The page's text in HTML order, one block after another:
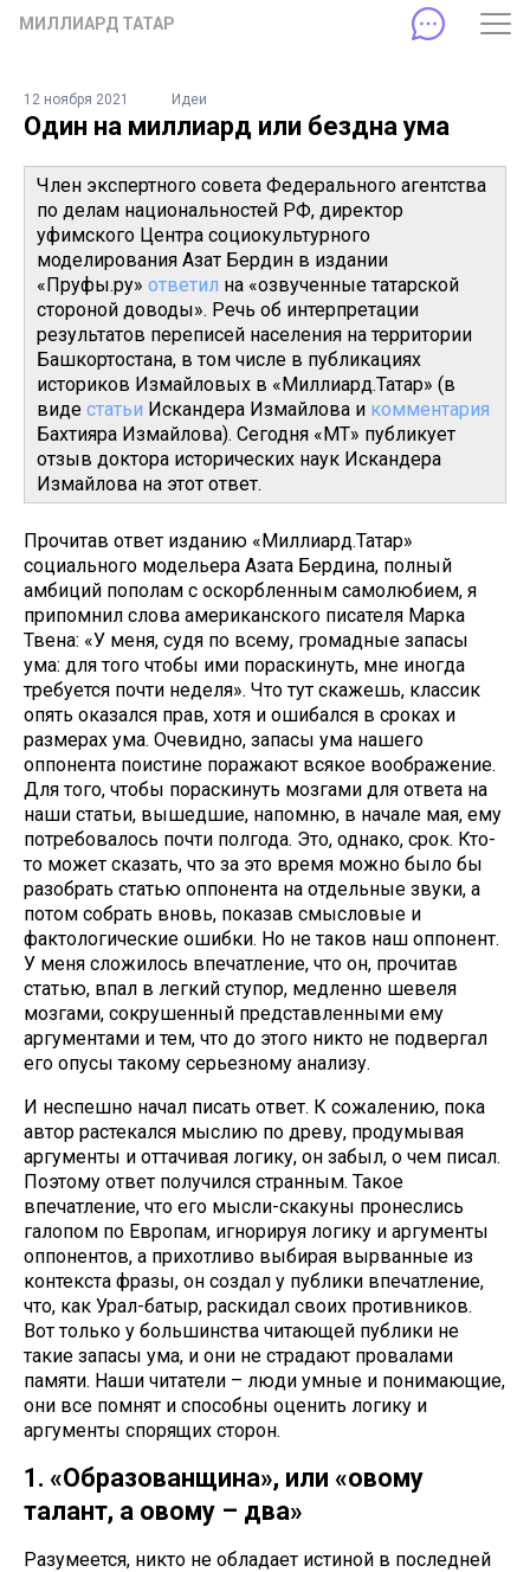
МИЛЛИАРД ТАТАР
12 ноября 2021 Идеи
Один на миллиард или бездна ума
Член экспертного совета Федерального агентства
по делам национальностей РФ, директор
уфимского Центра социокультурного
моделирования Азат Бердин в издании
«Пруфы.ру» ответил на «озвученные татарской
стороной доводы». Речь об интерпретации
результатов переписей населения на территории
Башкортостана, в том числе в публикациях
историков Измайловых в «Миллиард.Татар» (в
виде статьи Искандера Измайлова и комментария
Бахтияра Измайлова). Сегодня «МТ» публикует
отзыв доктора исторических наук Искандера
Измайлова на этот ответ.
Прочитав ответ изданию «Миллиард.Татар»
социального модельера Азата Бердина, полный
амбиций пополам с оскорбленным самолюбием, я
припомнил слова американского писателя Марка
Твена: «У меня, судя по всему, громадные запасы
ума: для того чтобы ими пораскинуть, мне иногда
требуется почти неделя». Что тут скажешь, классик
опять оказался прав, хотя и ошибался в сроках и
размерах ума. Очевидно, запасы ума нашего
оппонента поистине поражают всякое воображение.
Для того, чтобы пораскинуть мозгами для ответа на
наши статьи, вышедшие, напомню, в начале мая, ему
потребовалось почти полгода. Это, однако, срок. Кто-
то может сказать, что за это время можно было бы
разобрать статью оппонента на отдельные звуки, а
потом собрать вновь, показав смысловые и
фактологические ошибки. Но не таков наш оппонент.
У меня сложилось впечатление, что он, прочитав
статью, впал в легкий ступор, медленно шевеля
мозгами, сокрушенный представленными ему
аргументами и тем, что до этого никто не подвергал
его опусы такому серьезному анализу.
И неспешно начал писать ответ. К сожалению, пока
автор растекался мыслию по древу, продумывая
аргументы и оттачивая логику, он забыл, о чем писал.
Поэтому ответ получился странным. Такое
впечатление, что его мысли-скакуны пронеслись
галопом по Европам, игнорируя логику и аргументы
оппонентов, а прихотливо выбирая вырванные из
контекста фразы, он создал у публики впечатление,
что, как Урал-батыр, раскидал своих противников.
Вот только у большинства читающей публики не
такие запасы ума, и они не страдают провалами
памяти. Наши читатели – люди умные и понимающие,
они все помнят и способны оценить логику и
аргументы спорящих сторон.
1. «Образованщина», или «овому
талант, а овому – два»
Разумеется, никто не обладает истиной в последней